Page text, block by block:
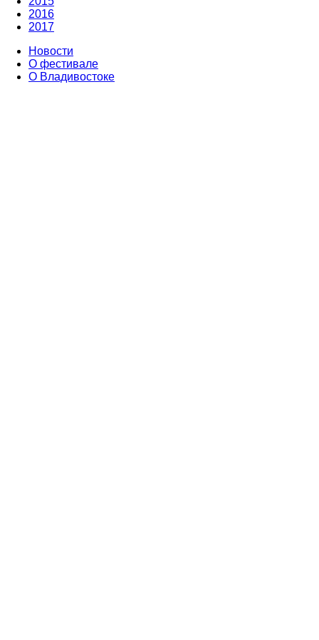
2016
2017
Новости
О фестивале
О Владивостоке